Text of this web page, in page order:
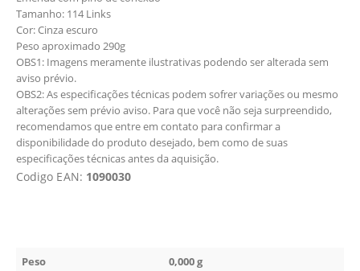
Tamanho: 114 Links
Cor: Cinza escuro
Peso aproximado 290g
OBS1: Imagens meramente ilustrativas podendo ser alterada sem
aviso prévio.
OBS2: As especificações técnicas podem sofrer variações ou mesmo
alterações sem prévio aviso. Para que você não seja surpreendido,
recomendamos que entre em contato para confirmar a
disponibilidade do produto desejado, bem como de suas
especificações técnicas antes da aquisição.
Codigo EAN: 1090030
Peso
0,000 g